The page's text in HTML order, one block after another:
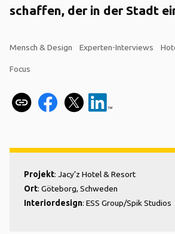
schaffen, der in der Stadt
Mensch & Design Experten-Interviews
Focus
Projekt: Jacy’z Hotel & Resort
Ort: Göteborg, Schweden
Interiordesign: ESS Group/Spik Studios